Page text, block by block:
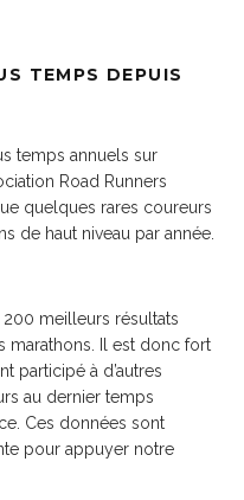
TEMPS DEPUIS
temps annuels sur
Road Runners
quelques rares coureurs
de haut niveau par année.
200 meilleurs résultats
marathons. Il est donc fort
participé à d’autres
au dernier temps
Ces données sont
pour appuyer notre